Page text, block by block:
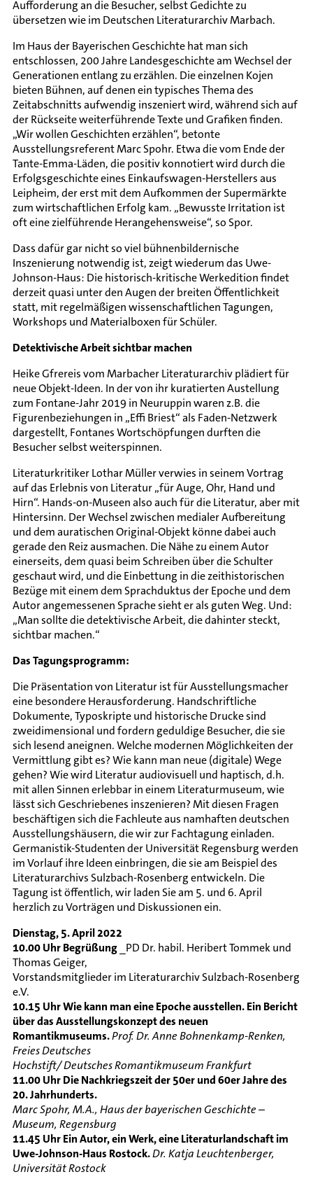
Aufforderung an die Besucher, selbst Gedichte zu
übersetzen wie im Deutschen Literaturarchiv Marbach.
Im Haus der Bayerischen Geschichte hat man sich
entschlossen, 200 Jahre Landesgeschichte am Wechsel der
Generationen entlang zu erzählen. Die einzelnen Kojen
bieten Bühnen, auf denen ein typisches Thema des
Zeitabschnitts aufwendig inszeniert wird, während sich auf
der Rückseite weiterführende Texte und Grafiken finden.
„Wir wollen Geschichten erzählen“, betonte
Ausstellungsreferent Marc Spohr. Etwa die vom Ende der
Tante-Emma-Läden, die positiv konnotiert wird durch die
Erfolgsgeschichte eines Einkaufswagen-Herstellers aus
Leipheim, der erst mit dem Aufkommen der Supermärkte
zum wirtschaftlichen Erfolg kam. „Bewusste Irritation ist
oft eine zielführende Herangehensweise“, so Spor.
Dass dafür gar nicht so viel bühnenbildernische
Inszenierung notwendig ist, zeigt wiederum das Uwe-
Johnson-Haus: Die historisch-kritische Werkedition findet
derzeit quasi unter den Augen der breiten Öffentlichkeit
statt, mit regelmäßigen wissenschaftlichen Tagungen,
Workshops und Materialboxen für Schüler.
Detektivische Arbeit sichtbar machen
Heike Gfrereis vom Marbacher Literaturarchiv plädiert für
neue Objekt-Ideen. In der von ihr kuratierten Austellung
zum Fontane-Jahr 2019 in Neuruppin waren z.B. die
Figurenbeziehungen in „Effi Briest“ als Faden-Netzwerk
dargestellt, Fontanes Wortschöpfungen durften die
Besucher selbst weiterspinnen.
Literaturkritiker Lothar Müller verwies in seinem Vortrag
auf das Erlebnis von Literatur „für Auge, Ohr, Hand und
Hirn“. Hands-on-Museen also auch für die Literatur, aber mit
Hintersinn. Der Wechsel zwischen medialer Aufbereitung
und dem auratischen Original-Objekt könne dabei auch
gerade den Reiz ausmachen. Die Nähe zu einem Autor
einerseits, dem quasi beim Schreiben über die Schulter
geschaut wird, und die Einbettung in die zeithistorischen
Bezüge mit einem dem Sprachduktus der Epoche und dem
Autor angemessenen Sprache sieht er als guten Weg. Und:
„Man sollte die detektivische Arbeit, die dahinter steckt,
sichtbar machen.“
Das Tagungsprogramm:
Die Präsentation von Literatur ist für Ausstellungsmacher
eine besondere Herausforderung. Handschriftliche
Dokumente, Typoskripte und historische Drucke sind
zweidimensional und fordern geduldige Besucher, die sie
sich lesend aneignen. Welche modernen Möglichkeiten der
Vermittlung gibt es? Wie kann man neue (digitale) Wege
gehen? Wie wird Literatur audiovisuell und haptisch, d.h.
mit allen Sinnen erlebbar in einem Literaturmuseum, wie
lässt sich Geschriebenes inszenieren? Mit diesen Fragen
beschäftigen sich die Fachleute aus namhaften deutschen
Ausstellungshäusern, die wir zur Fachtagung einladen.
Germanistik-Studenten der Universität Regensburg werden
im Vorlauf ihre Ideen einbringen, die sie am Beispiel des
Literaturarchivs Sulzbach-Rosenberg entwickeln. Die
Tagung ist öffentlich, wir laden Sie am 5. und 6. April
herzlich zu Vorträgen und Diskussionen ein.
Dienstag, 5. April 2022
10.00 Uhr Begrüßung_PD Dr. habil. Heribert Tommek und
Thomas Geiger,
Vorstandsmitglieder im Literaturarchiv Sulzbach-Rosenberg
e.V.
10.15 Uhr Wie kann man eine Epoche ausstellen. Ein Bericht
über das Ausstellungskonzept des neuen
Romantikmuseums.Prof. Dr. Anne Bohnenkamp-Renken,
Freies Deutsches
Hochstift/ Deutsches Romantikmuseum Frankfurt
11.00 Uhr Die Nachkriegszeit der 50er und 60er Jahre des
20. Jahrhunderts.
Marc Spohr, M.A., Haus der bayerischen Geschichte –
Museum, Regensburg
11.45 Uhr Ein Autor, ein Werk, eine Literaturlandschaft im
Uwe-Johnson-Haus Rostock.Dr. Katja Leuchtenberger,
Universität Rostock